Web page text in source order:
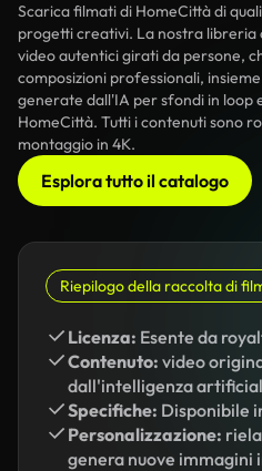
Scarica filmati di HomeCittà di
progetti creativi. La nostra libreria
video autentici girati da persone,
composizioni professionali,
generate dall'IA per sfondi in loop
HomeCittà. Tutti i contenuti sono
montaggio in 4K.
Esplora tutto il catalogo
Riepilogo della raccolta di
Licenza: Esente da
Contenuto: video
dall'intelligenza
Specifiche: Disponibile
Personalizzazione:
genera nuove immagini